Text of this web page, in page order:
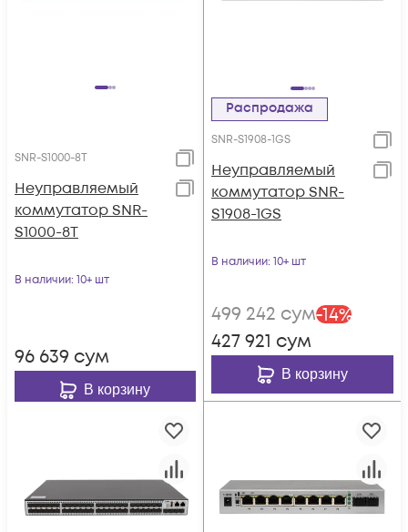
SNR-S1000-8T
Неуправляемый
коммутатор SNR-
S1000-8T
В наличии: 10+ шт
96 639 сум
В корзину
Распродажа
SNR-S1908-1GS
Неуправляемый
коммутатор SNR-
S1908-1GS
В наличии: 10+ шт
499 242 сум-14%
427 921 сум
В корзину